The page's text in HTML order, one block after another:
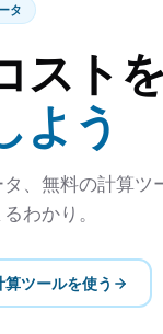
タ
スト
よう
、無料の計算ツ
わかり。
算ツールを使う